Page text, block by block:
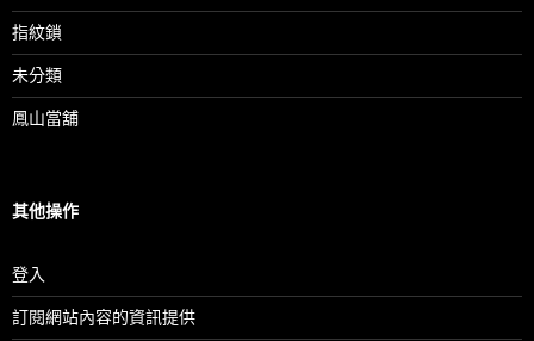
指紋鎖
未分類
鳳山當舖
其他操作
登入
訂閱網站內容的資訊提供